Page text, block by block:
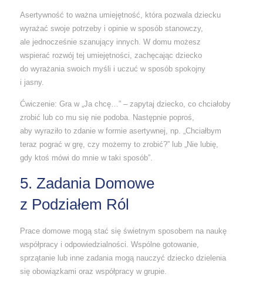
Asertywność to ważna umiejętność, która pozwala dziecku
wyrażać swoje potrzeby i opinie w sposób stanowczy,
ale jednocześnie szanujący innych. W domu możesz
wspierać rozwój tej umiejętności, zachęcając dziecko
do wyrażania swoich myśli i uczuć w sposób spokojny
i jasny.
Ćwiczenie: Gra w „Ja chcę…” – zapytaj dziecko, co chciałoby
zrobić lub co mu się nie podoba. Następnie poproś,
aby wyraziło to zdanie w formie asertywnej, np. „Chciałbym
teraz pograć w grę, czy możemy to zrobić?” lub „Nie lubię,
gdy ktoś mówi do mnie w taki sposób”.
5. Zadania Domowe
z Podziałem Ról
Prace domowe mogą stać się świetnym sposobem na naukę
współpracy i odpowiedzialności. Wspólne gotowanie,
sprzątanie lub inne zadania mogą nauczyć dziecko dzielenia
się obowiązkami oraz współpracy w grupie.